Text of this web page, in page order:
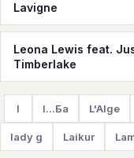
Lavigne
Leona Lewis feat.
Timberlake
l l...Ба L'Alge
lady g Laikur